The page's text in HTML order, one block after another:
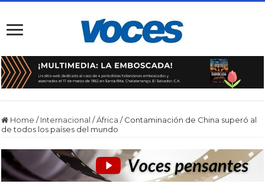
Home / Internacional /África / Contaminación de China superó al
de todos los países del mundo